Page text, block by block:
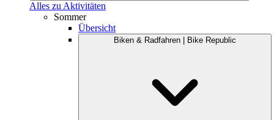
Alles zu Aktivitäten
Sommer
Übersicht
Biken & Radfahren | Bike Republic